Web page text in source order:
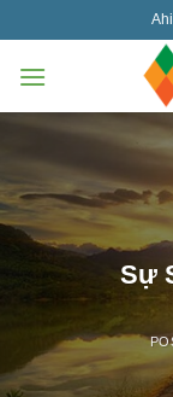
to
content
Sự